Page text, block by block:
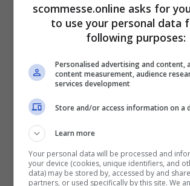
Una bellezza esplosiva quella
prorompente classe ’94 che
mondo ormai da un lungo
infatti, anche se è ancora molto
modella vanta già tantissimi
scommesse.online asks for
to use your personal data
following purposes:
Personalised advertising and content,
content measurement, audience
services development
Store and/or access information on a
Learn more
Your personal data will be processed and
your device (cookies, unique identifiers, and
data) may be stored by, accessed by and
partners, or used specifically by this site. We